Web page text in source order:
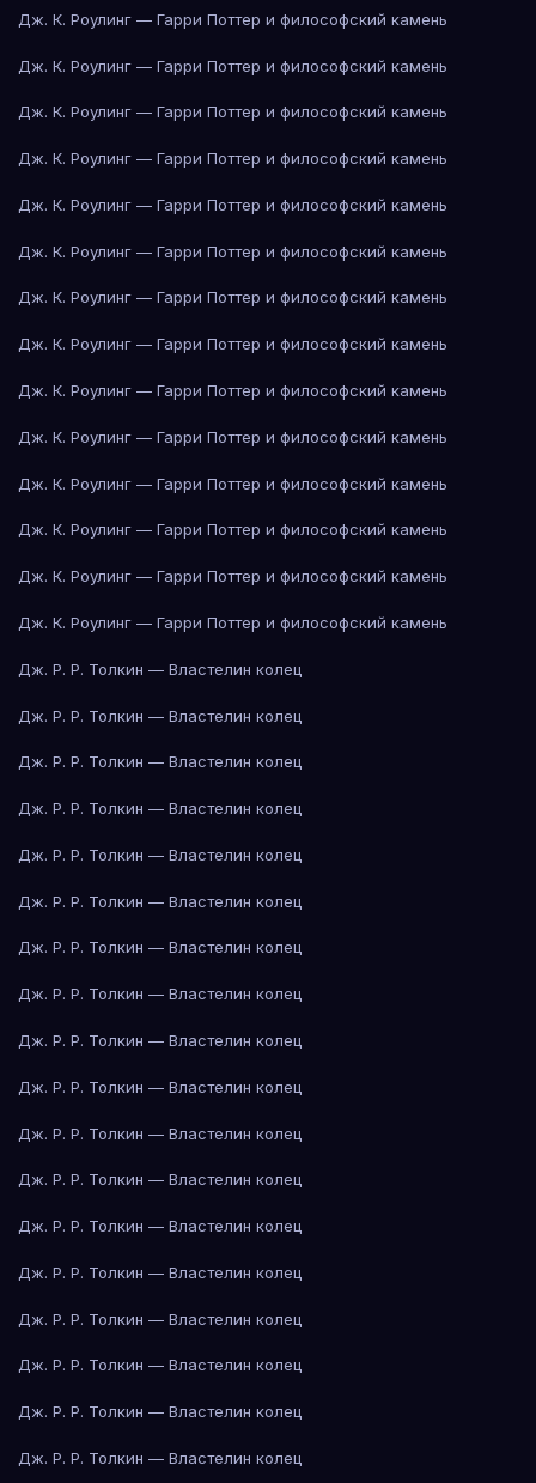
Дж. К. Роулинг — Гарри Поттер и философский камень
Дж. К. Роулинг — Гарри Поттер и философский камень
Дж. К. Роулинг — Гарри Поттер и философский камень
Дж. К. Роулинг — Гарри Поттер и философский камень
Дж. К. Роулинг — Гарри Поттер и философский камень
Дж. К. Роулинг — Гарри Поттер и философский камень
Дж. К. Роулинг — Гарри Поттер и философский камень
Дж. К. Роулинг — Гарри Поттер и философский камень
Дж. К. Роулинг — Гарри Поттер и философский камень
Дж. К. Роулинг — Гарри Поттер и философский камень
Дж. К. Роулинг — Гарри Поттер и философский камень
Дж. К. Роулинг — Гарри Поттер и философский камень
Дж. К. Роулинг — Гарри Поттер и философский камень
Дж. К. Роулинг — Гарри Поттер и философский камень
Дж. Р. Р. Толкин — Властелин колец
Дж. Р. Р. Толкин — Властелин колец
Дж. Р. Р. Толкин — Властелин колец
Дж. Р. Р. Толкин — Властелин колец
Дж. Р. Р. Толкин — Властелин колец
Дж. Р. Р. Толкин — Властелин колец
Дж. Р. Р. Толкин — Властелин колец
Дж. Р. Р. Толкин — Властелин колец
Дж. Р. Р. Толкин — Властелин колец
Дж. Р. Р. Толкин — Властелин колец
Дж. Р. Р. Толкин — Властелин колец
Дж. Р. Р. Толкин — Властелин колец
Дж. Р. Р. Толкин — Властелин колец
Дж. Р. Р. Толкин — Властелин колец
Дж. Р. Р. Толкин — Властелин колец
Дж. Р. Р. Толкин — Властелин колец
Дж. Р. Р. Толкин — Властелин колец
Дж. Р. Р. Толкин — Властелин колец